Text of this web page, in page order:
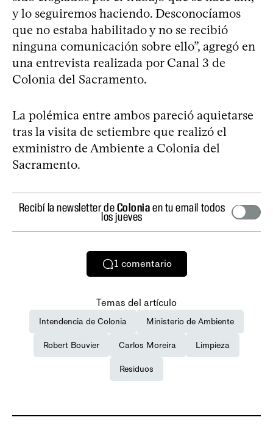
y lo seguiremos haciendo. Desconocíamos
que no estaba habilitado y no se recibió
ninguna comunicación sobre ello”, agregó en
una entrevista realizada por Canal 3 de
Colonia del Sacramento.
La polémica entre ambos pareció aquietarse
tras la visita de setiembre que realizó el
exministro de Ambiente a Colonia del
Sacramento.
Recibí la newsletter deColoniaen tu email todos
los jueves
1 comentario
Temas del artículo
Intendencia de Colonia Ministerio de Ambiente
Robert Bouvier Carlos Moreira Limpieza
Residuos